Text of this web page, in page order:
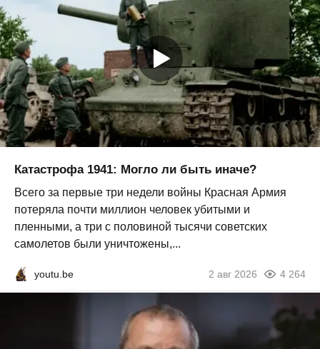
Катастрофа 1941: Могло ли быть иначе?
Всего за первые три недели войны Красная Армия
потеряла почти миллион человек убитыми и
пленными, а три с половиной тысячи советских
самолетов были уничтожены,...
youtu.be 2 авг 2026 4 264